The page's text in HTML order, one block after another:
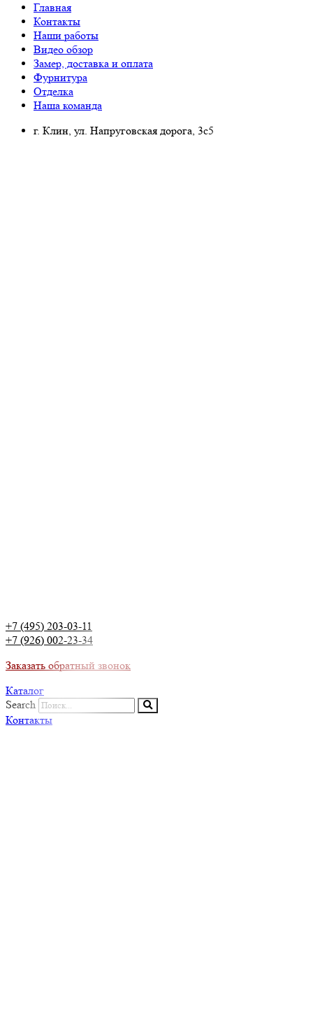
Главная
Контакты
Наши работы
Видео обзор
Замер, доставка и оплата
Фурнитура
Отделка
Наша команда
г. Клин, ул. Напруговская дорога, 3с5
+7 (495) 203-03-11
+7 (926) 002-23-34
Заказать обратный звонок
Каталог
Search
Контакты